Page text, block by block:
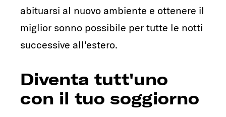
abituarsi al nuovo ambiente e ottenere il
miglior sonno possibile per tutte le notti
successive all'estero.
Diventa tutt'uno
con il tuo soggiorno